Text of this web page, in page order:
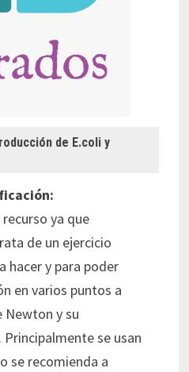
de E.coli y
ya que
de un ejercicio
hacer y para poder
en varios puntos a
Newton y su
se usan
se recomienda a